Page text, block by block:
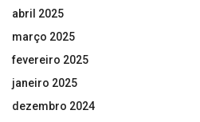
abril 2025
março 2025
fevereiro 2025
janeiro 2025
dezembro 2024